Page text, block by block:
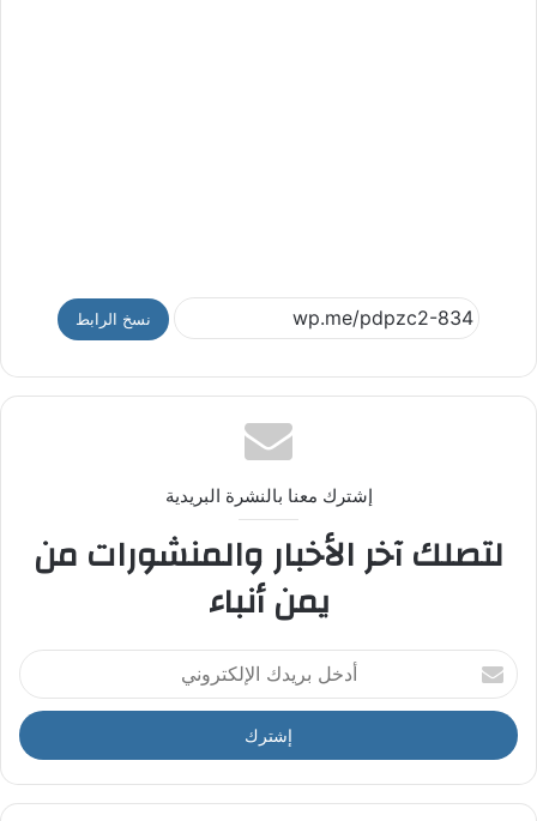
نسخ الرابط
إشترك معنا بالنشرة البريدية
لتصلك آخر الأخبار والمنشورات من
يمن أنباء
أ
د
خ
ل
ر